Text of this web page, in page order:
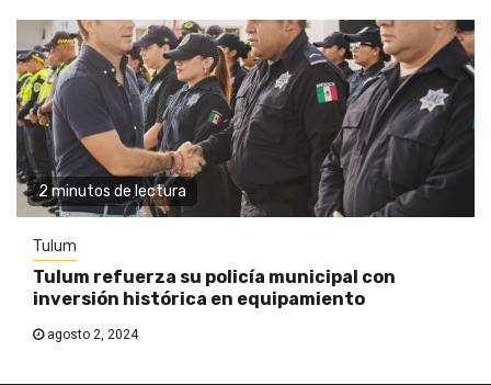
2 minutos de lectura
Tulum
Tulum refuerza su policía municipal con
inversión histórica en equipamiento
agosto 2, 2024